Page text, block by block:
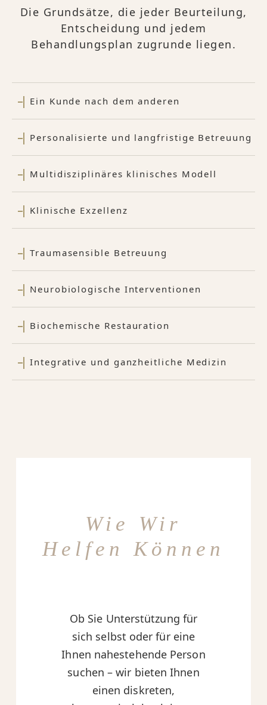
Die Grundsätze, die jeder Beurteilung,
Entscheidung und jedem
Behandlungsplan zugrunde liegen.
Ein Kunde nach dem anderen
Personalisierte und langfristige Betreuung
Multidisziplinäres klinisches Modell
Klinische Exzellenz
Traumasensible Betreuung
Neurobiologische Interventionen
Biochemische Restauration
Integrative und ganzheitliche Medizin
Wie Wir
Helfen Können
Ob Sie Unterstützung für
sich selbst oder für eine
Ihnen nahestehende Person
suchen – wir bieten Ihnen
einen diskreten,